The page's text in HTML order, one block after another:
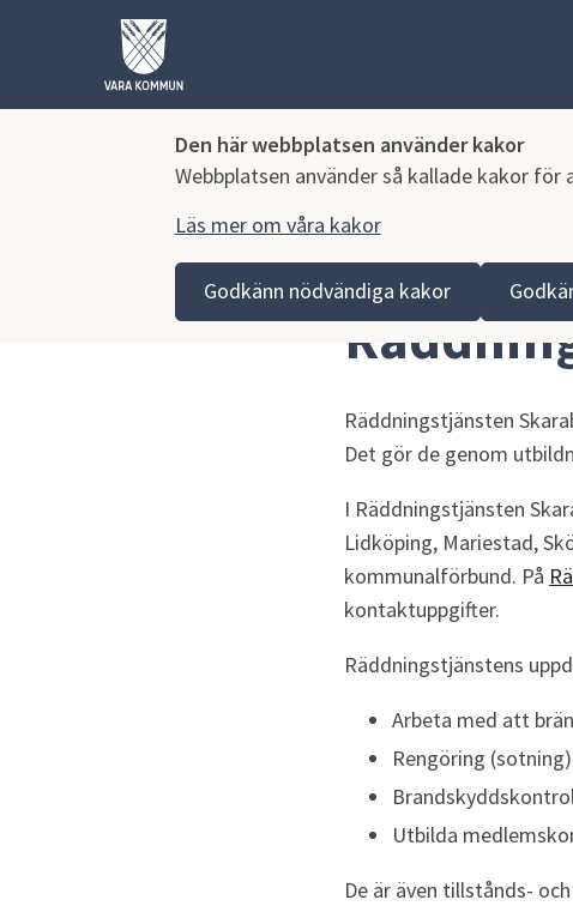
Den här webbplatsen använder kakor
Webbplatsen använder så kallade kakor
Läs mer om våra kakor
Godkänn nödvändiga kakor
Vara kommun Kris och beredskap
Räddningstjänsten
Det gör de genom
I Räddningstjänsten
Lidköping, Mariestad,
kommunalförbund. På
kontaktuppgifter.
Räddningstjänstens
Arbeta med att
Rengöring (sotning)
Utbilda
De är även tillstånds-